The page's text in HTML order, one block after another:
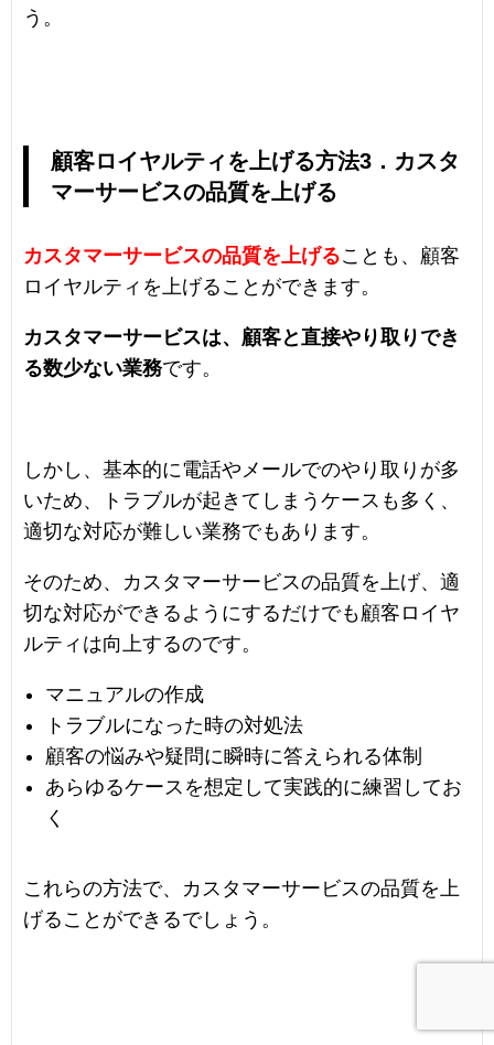
う。
顧客ロイヤルティを上げる方法3．カスタ
マーサービスの品質を上げる
カスタマーサービスの品質を上げることも、顧客
ロイヤルティを上げることができます。
カスタマーサービスは、顧客と直接やり取りでき
る数少ない業務です。
しかし、基本的に電話やメールでのやり取りが多
いため、トラブルが起きてしまうケースも多く、
適切な対応が難しい業務でもあります。
そのため、カスタマーサービスの品質を上げ、適
切な対応ができるようにするだけでも顧客ロイヤ
ルティは向上するのです。
マニュアルの作成
トラブルになった時の対処法
顧客の悩みや疑問に瞬時に答えられる体制
あらゆるケースを想定して実践的に練習してお
く
これらの方法で、カスタマーサービスの品質を上
げることができるでしょう。